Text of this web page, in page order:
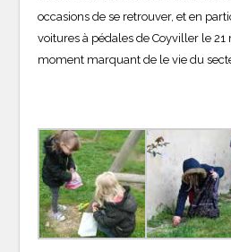
occasions de se retrouver, et en
voitures à pédales de Coyviller le
moment marquant de le vie du